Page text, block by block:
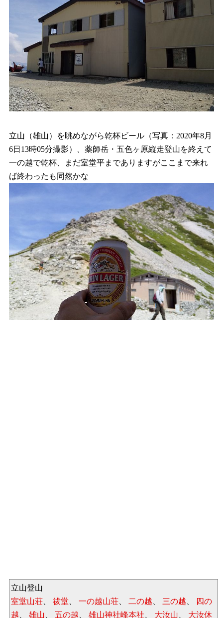
立山（雄山）を眺めながら乾杯ビール（写真：2020年8月
6日13時05分撮影）、薬師岳・五色ヶ原縦走登山を終えて
一の越で乾杯、まだ室堂平までありますがここまで来れ
ば終わったも同然かな
立山登山
室堂山荘
祓堂 一の越山荘 二の越 三の越
四の
越
雄山 五の越 雄山神社峰本社 大汝山 大汝休